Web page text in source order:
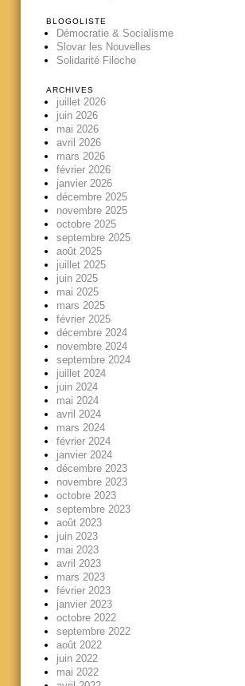
BLOGOLISTE
Démocratie & Socialisme
Slovar les Nouvelles
Solidarité Filoche
ARCHIVES
juillet 2026
juin 2026
mai 2026
avril 2026
mars 2026
février 2026
janvier 2026
décembre 2025
novembre 2025
octobre 2025
septembre 2025
août 2025
juillet 2025
juin 2025
mai 2025
mars 2025
février 2025
décembre 2024
novembre 2024
septembre 2024
juillet 2024
juin 2024
mai 2024
avril 2024
mars 2024
février 2024
janvier 2024
décembre 2023
novembre 2023
octobre 2023
septembre 2023
août 2023
juin 2023
mai 2023
avril 2023
mars 2023
février 2023
janvier 2023
octobre 2022
septembre 2022
août 2022
juin 2022
mai 2022